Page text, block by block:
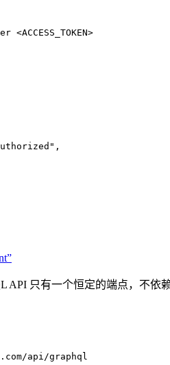
<ACCESS_TOKEN>
" ,
API 只有一个恒定的端点，不依
api/graphql